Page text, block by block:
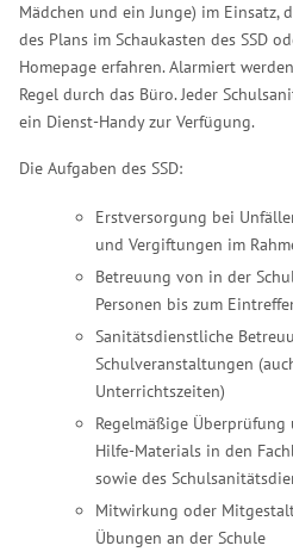
Mädchen und ein Junge) im Einsatz,
des Plans im Schaukasten des SSD
Homepage erfahren. Alarmiert
Regel durch das Büro. Jeder
ein Dienst-Handy zur Verfügung.
Die Aufgaben des SSD:
Erstversorgung bei
und Vergiftungen im
Betreuung von in der
Personen bis zum
Sanitätsdienstliche
Schulveranstaltungen
Unterrichtszeiten)
Regelmäßige
Hilfe-Materials in den
sowie des
Mitwirkung oder
Übungen an der Schule